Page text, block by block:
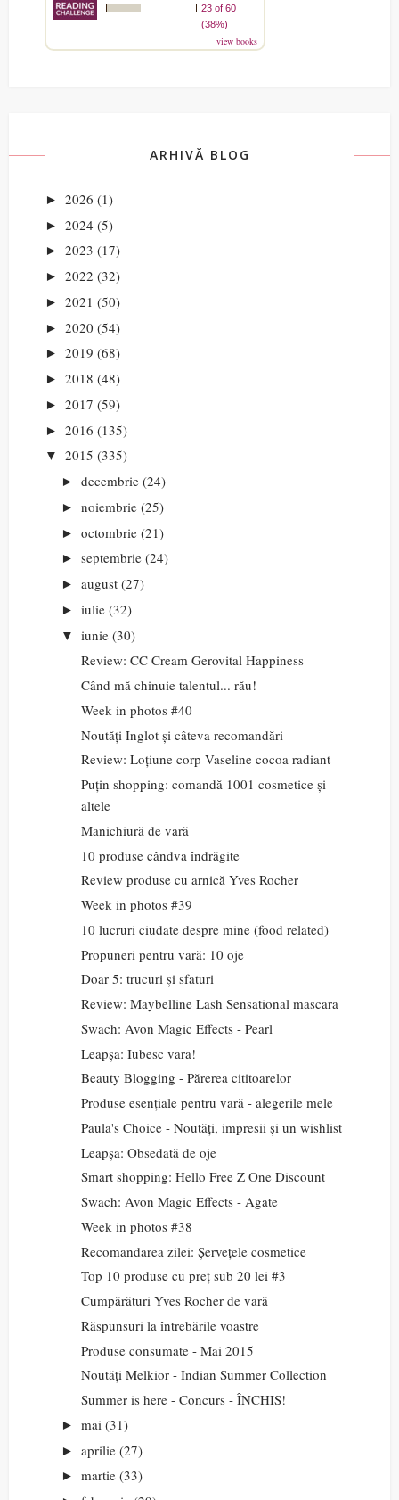
23 of 60
(38%)
view books
ARHIVĂ BLOG
► 2026 (1)
► 2024 (5)
► 2023 (17)
► 2022 (32)
► 2021 (50)
► 2020 (54)
► 2019 (68)
► 2018 (48)
► 2017 (59)
► 2016 (135)
▼ 2015 (335)
► decembrie (24)
► noiembrie (25)
► octombrie (21)
► septembrie (24)
► august (27)
► iulie (32)
▼ iunie (30)
Review: CC Cream Gerovital Happiness
Când mă chinuie talentul... rău!
Week in photos #40
Noutăți Inglot și câteva recomandări
Review: Loțiune corp Vaseline cocoa radiant
Puțin shopping: comandă 1001 cosmetice și
altele
Manichiură de vară
10 produse cândva îndrăgite
Review produse cu arnică Yves Rocher
Week in photos #39
10 lucruri ciudate despre mine (food related)
Propuneri pentru vară: 10 oje
Doar 5: trucuri și sfaturi
Review: Maybelline Lash Sensational mascara
Swach: Avon Magic Effects - Pearl
Leapșa: Iubesc vara!
Beauty Blogging - Părerea cititoarelor
Produse esențiale pentru vară - alegerile mele
Paula's Choice - Noutăți, impresii și un wishlist
Leapșa: Obsedată de oje
Smart shopping: Hello Free Z One Discount
Swach: Avon Magic Effects - Agate
Week in photos #38
Recomandarea zilei: Șervețele cosmetice
Top 10 produse cu preț sub 20 lei #3
Cumpărături Yves Rocher de vară
Răspunsuri la întrebările voastre
Produse consumate - Mai 2015
Noutăți Melkior - Indian Summer Collection
Summer is here - Concurs - ÎNCHIS!
► mai (31)
► aprilie (27)
► martie (33)